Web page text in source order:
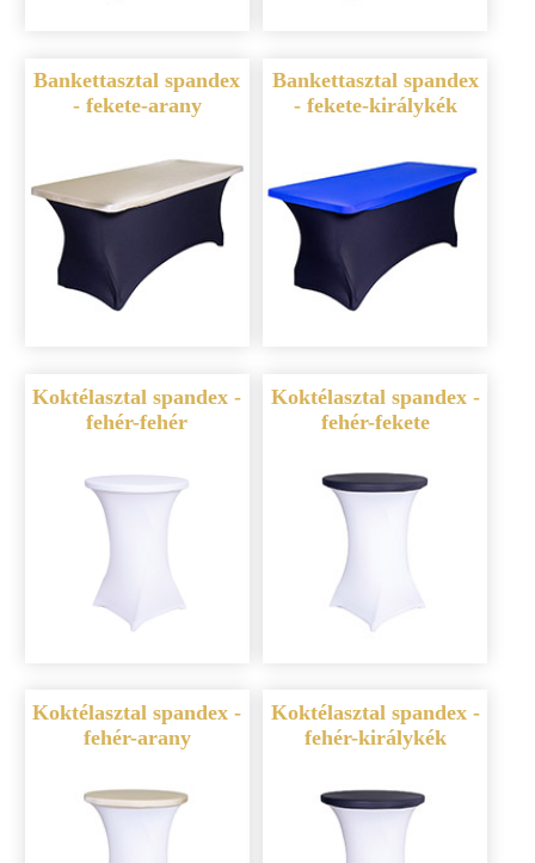
Bankettasztal spandex
- fekete-arany
Bankettasztal spandex
- fekete-királykék
Koktélasztal spandex -
fehér-fehér
Koktélasztal spandex -
fehér-fekete
Koktélasztal spandex -
fehér-arany
Koktélasztal spandex -
fehér-királykék